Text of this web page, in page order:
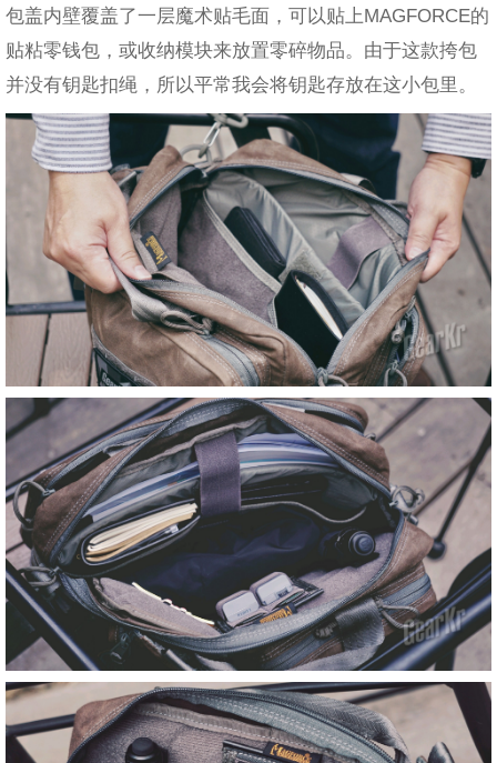
包盖内壁覆盖了一层魔术贴毛面，可以贴上MAGFORCE的
贴粘零钱包，或收纳模块来放置零碎物品。由于这款挎包
并没有钥匙扣绳，所以平常我会将钥匙存放在这小包里。